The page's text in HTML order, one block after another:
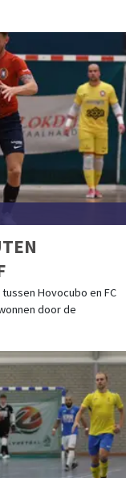
Hovocubo en FC
door de